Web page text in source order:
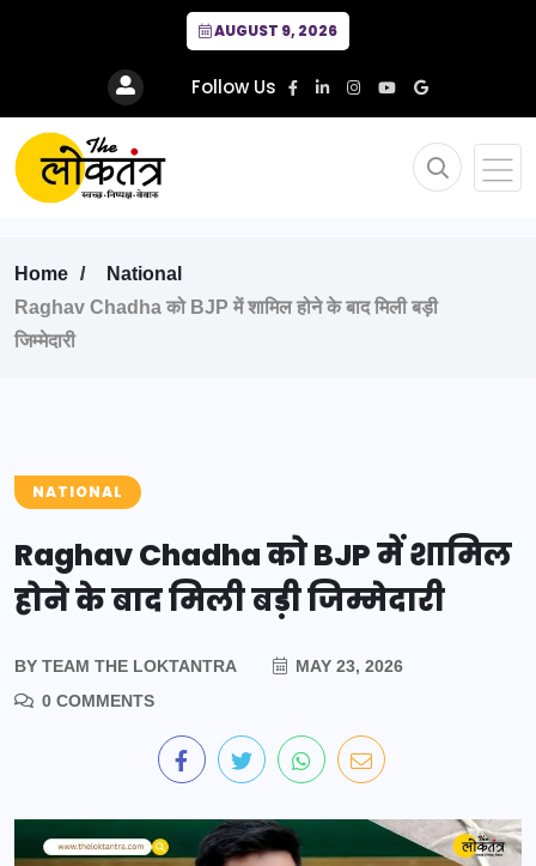
AUGUST 9, 2026
Follow Us
Home
National
Raghav Chadha को BJP में शामिल होने के बाद मिली बड़ी
जिम्मेदारी
NATIONAL
Raghav Chadha को BJP में शामिल
होने के बाद मिली बड़ी जिम्मेदारी
BY TEAM THE LOKTANTRA
MAY 23, 2026
0 COMMENTS